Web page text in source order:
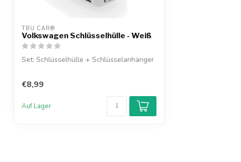
TBU CAR®
Volkswagen Schlüsselhülle - Weiß
Set: Schlüsselhülle + Schlüsselanhänger
€8,99
Auf Lager